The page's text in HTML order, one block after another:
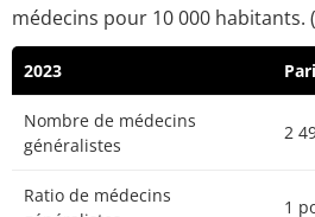
médecins pour 10 000 habitants.
2023
Nombre de médecins
généralistes
2
Ratio de médecins
1